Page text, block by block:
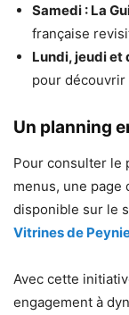
Samedi : La
française
Lundi, jeudi et
pour
Un planning
Pour consulter le
menus, une page
disponible sur le
Vitrines de
Avec cette
engagement à